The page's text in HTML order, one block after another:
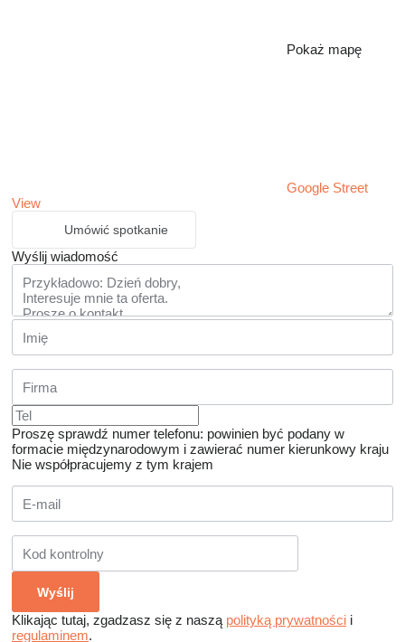
Pokaż mapę
Google Street
View
Umówić spotkanie
Wyślij wiadomość
Proszę sprawdź numer telefonu: powinien być podany w
formacie międzynarodowym i zawierać numer kierunkowy kraju
Nie współpracujemy z tym krajem
Klikając tutaj, zgadzasz się z naszą polityką prywatności i
regulaminem.